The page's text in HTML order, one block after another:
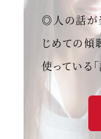
◎人の話が
じめての傾
使っている